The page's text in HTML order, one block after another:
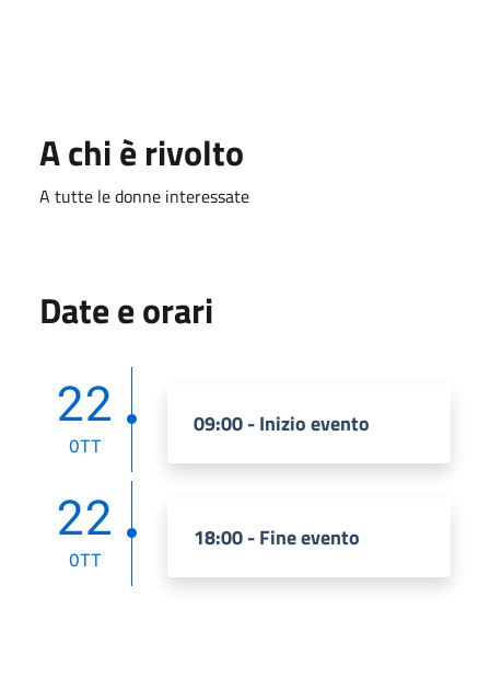
A chi è rivolto
A tutte le donne interessate
Date e orari
22
OTT
09:00 - Inizio evento
22
OTT
18:00 - Fine evento